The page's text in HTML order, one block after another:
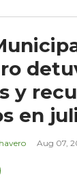
y
en
Aug 07,